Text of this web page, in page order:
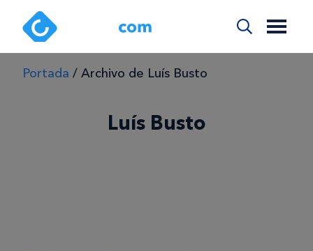
Portada / Archivo de Luís Busto
Luís Busto